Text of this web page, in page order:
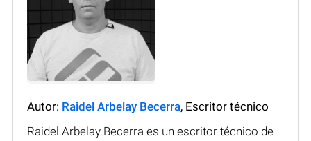
Autor: Raidel Arbelay Becerra, Escritor técnico
Raidel Arbelay Becerra es un escritor técnico de